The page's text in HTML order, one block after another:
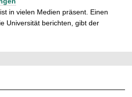
in vielen Medien präsent. Einen
Universität berichten, gibt der